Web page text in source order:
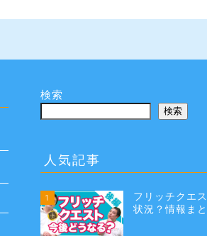
検索
検索
人気記事
1
フリッチクエ
状況？情報ま